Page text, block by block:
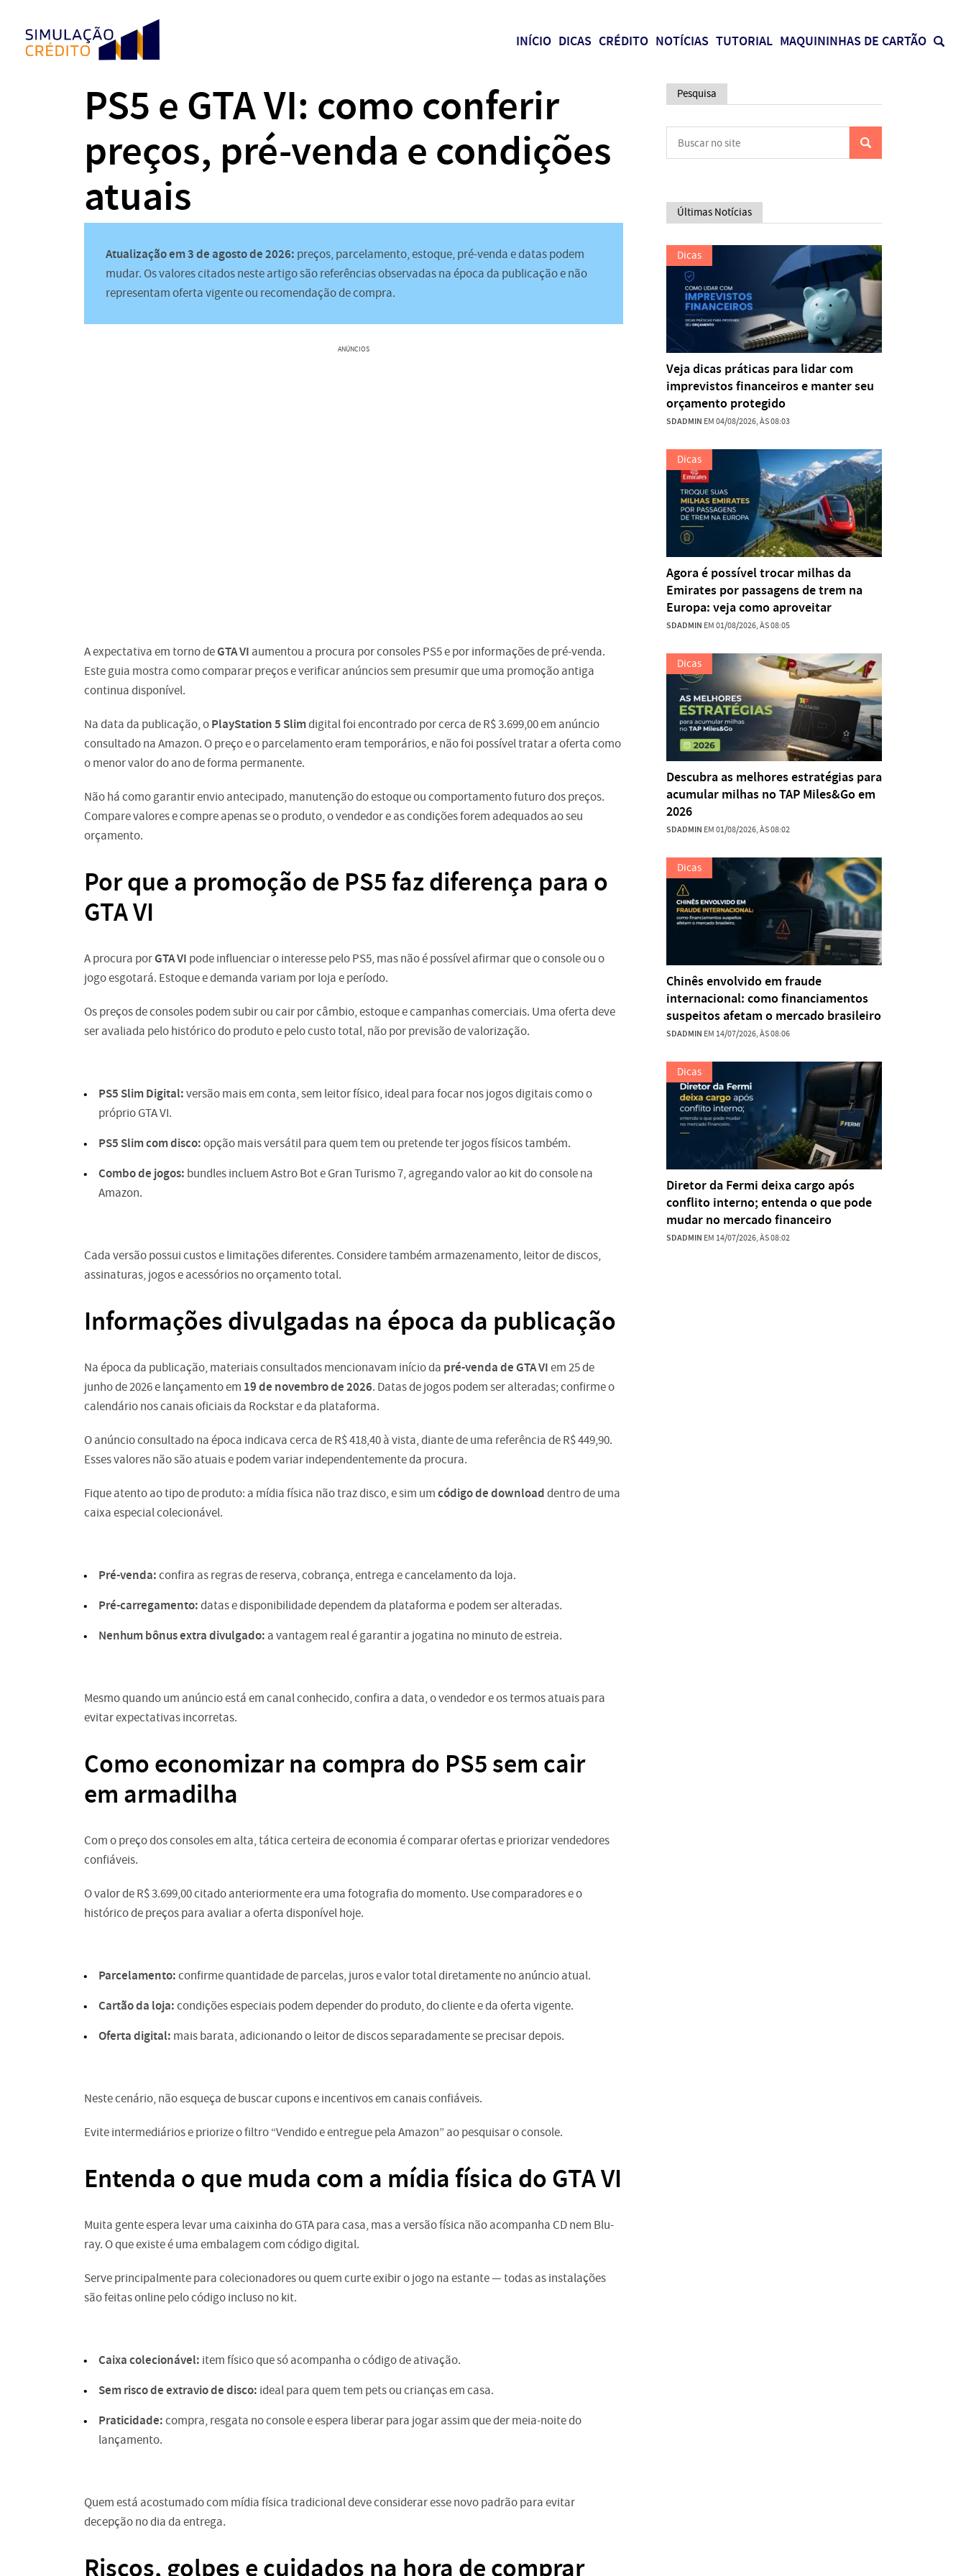
INÍCIO DICAS CRÉDITO NOTÍCIAS TUTORIAL MAQUININHAS DE CARTÃO
PS5 e GTA VI: como conferir
preços, pré-venda e condições
atuais
Atualização em 3 de agosto de 2026: preços, parcelamento, estoque, pré-venda e datas podem
mudar. Os valores citados neste artigo são referências observadas na época da publicação e não
representam oferta vigente ou recomendação de compra.
ANÚNCIOS
A expectativa em torno deGTA VI aumentou a procura por consoles PS5 e por informações de pré-venda.
Este guia mostra como comparar preços e verificar anúncios sem presumir que uma promoção antiga
continua disponível.
Na data da publicação, oPlayStation 5 Slimdigital foi encontrado por cerca de R$ 3.699,00 em anúncio
consultado na Amazon. O preço e o parcelamento eram temporários, e não foi possível tratar a oferta como
o menor valor do ano de forma permanente.
Não há como garantir envio antecipado, manutenção do estoque ou comportamento futuro dos preços.
Compare valores e compre apenas se o produto, o vendedor e as condições forem adequados ao seu
orçamento.
Por que a promoção de PS5 faz diferença para o
GTA VI
A procura porGTA VI pode influenciar o interesse pelo PS5, mas não é possível afirmar que o console ou o
jogo esgotará. Estoque e demanda variam por loja e período.
Os preços de consoles podem subir ou cair por câmbio, estoque e campanhas comerciais. Uma oferta deve
ser avaliada pelo histórico do produto e pelo custo total, não por previsão de valorização.
PS5 Slim Digital:versão mais em conta, sem leitor físico, ideal para focar nos jogos digitais como o
próprio GTA VI.
PS5 Slim com disco:opção mais versátil para quem tem ou pretende ter jogos físicos também.
Combo de jogos: bundles incluem Astro Bot e Gran Turismo 7, agregando valor ao kit do console na
Amazon.
Cada versão possui custos e limitações diferentes. Considere também armazenamento, leitor de discos,
assinaturas, jogos e acessórios no orçamento total.
Informações divulgadas na época da publicação
Na época da publicação, materiais consultados mencionavam início da pré-venda de GTA VIem 25 de
junho de 2026 e lançamento em 19 de novembro de 2026. Datas de jogos podem ser alteradas; confirme o
calendário nos canais oficiais da Rockstar e da plataforma.
O anúncio consultado na época indicava cerca de R$ 418,40 à vista, diante de uma referência de R$ 449,90.
Esses valores não são atuais e podem variar independentemente da procura.
Fique atento ao tipo de produto: a mídia física não traz disco, e sim umcódigo de downloaddentro de uma
caixa especial colecionável.
Pré-venda:confira as regras de reserva, cobrança, entrega e cancelamento da loja.
Pré-carregamento:datas e disponibilidade dependem da plataforma e podem ser alteradas.
Nenhum bônus extra divulgado: a vantagem real é garantir a jogatina no minuto de estreia.
Mesmo quando um anúncio está em canal conhecido, confira a data, o vendedor e os termos atuais para
evitar expectativas incorretas.
Como economizar na compra do PS5 sem cair
em armadilha
Com o preço dos consoles em alta, tática certeira de economia é comparar ofertas e priorizar vendedores
confiáveis.
O valor de R$ 3.699,00 citado anteriormente era uma fotografia do momento. Use comparadores e o
histórico de preços para avaliar a oferta disponível hoje.
Parcelamento:confirme quantidade de parcelas, juros e valor total diretamente no anúncio atual.
Cartão da loja:condições especiais podem depender do produto, do cliente e da oferta vigente.
Oferta digital: mais barata, adicionando o leitor de discos separadamente se precisar depois.
Neste cenário, não esqueça de buscar cupons e incentivos em canais confiáveis.
Evite intermediários e priorize o filtro “Vendido e entregue pela Amazon” ao pesquisar o console.
Entenda o que muda com a mídia física do GTA VI
Muita gente espera levar uma caixinha do GTA para casa, mas a versão física não acompanha CD nem Blu-
ray. O que existe é uma embalagem com código digital.
Serve principalmente para colecionadores ou quem curte exibir o jogo na estante — todas as instalações
são feitas online pelo código incluso no kit.
Caixa colecionável: item físico que só acompanha o código de ativação.
Sem risco de extravio de disco: ideal para quem tem pets ou crianças em casa.
Praticidade:compra, resgata no console e espera liberar para jogar assim que der meia-noite do
lançamento.
Quem está acostumado com mídia física tradicional deve considerar esse novo padrão para evitar
decepção no dia da entrega.
Riscos, golpes e cuidados na hora de comprar
Pesquisa
Últimas Notícias
Dicas
Veja dicas práticas para lidar com
imprevistos financeiros e manter seu
orçamento protegido
SDADMIN EM 04/08/2026, ÀS 08:03
Dicas
Agora é possível trocar milhas da
Emirates por passagens de trem na
Europa: veja como aproveitar
SDADMIN EM 01/08/2026, ÀS 08:05
Dicas
Descubra as melhores estratégias para
acumular milhas no TAP Miles&Go em
2026
SDADMIN EM 01/08/2026, ÀS 08:02
Dicas
Chinês envolvido em fraude
internacional: como financiamentos
suspeitos afetam o mercado brasileiro
SDADMIN EM 14/07/2026, ÀS 08:06
Dicas
Diretor da Fermi deixa cargo após
conflito interno; entenda o que pode
mudar no mercado financeiro
SDADMIN EM 14/07/2026, ÀS 08:02